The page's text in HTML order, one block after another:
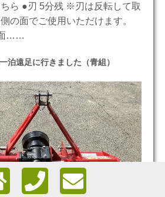
ら ●刃 5分残 ※刃は反転して取
の面でご使用いただけます。
面……
泊遠足に行きました（青組）